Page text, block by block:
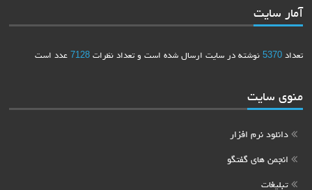
آمار سایت
تعداد5370 نوشته در سایت ارسال شده است و تعداد نظرات7128 عدد است
منوی سایت
دانلود نرم افزار
انجمن های گفتگو
تبلیغات